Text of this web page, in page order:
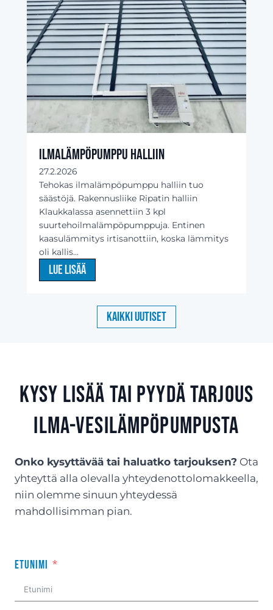
Ilmalämpöpumppu halliin
27.2.2026
Tehokas ilmalämpöpumppu halliin tuo
säästöjä. Rakennusliike Ripatin halliin
Klaukkalassa asennettiin 3 kpl
suurtehoilmalämpöpumppuja. Entinen
kaasulämmitys irtisanottiin, koska lämmitys
oli kallis...
Lue lisää
Kaikki uutiset
Kysy lisää tai Pyydä tarjous
ilma-vesilämpöpumpusta
Onko kysyttävää tai haluatko tarjouksen? Ota
yhteyttä alla olevalla yhteydenottolomakkeella,
niin olemme sinuun yhteydessä
mahdollisimman pian.
Etunimi